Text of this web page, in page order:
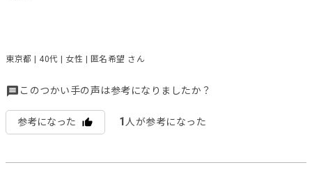
東京都 | 40代 | 女性 | 匿名希望 さん
このつかい手の声は参考になりましたか？
参考になった 1 人が参考になった